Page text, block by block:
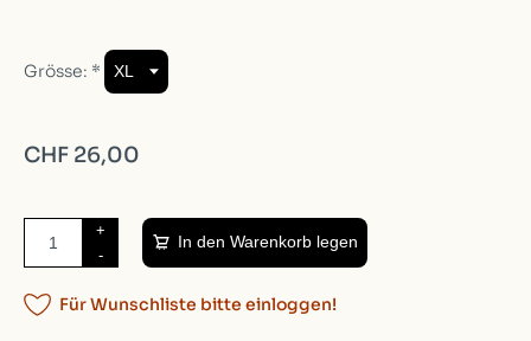
Grösse: *
CHF 26,00
+
-
In den Warenkorb legen
Für Wunschliste bitte einloggen!